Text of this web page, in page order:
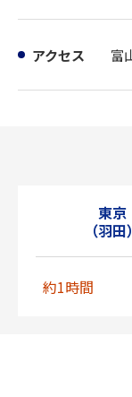
アクセス 富
東京
（羽田）
約1時間